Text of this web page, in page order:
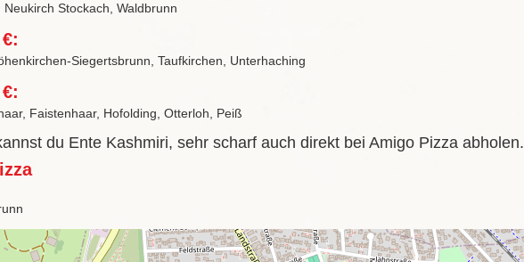
Stockach, Waldbrunn
Siegertsbrunn, Taufkirchen, Unterhaching
Faistenhaar, Hofolding, Otterloh, Peiß
du Ente Kashmiri, sehr scharf auch direkt bei Amigo Pizza abholen.